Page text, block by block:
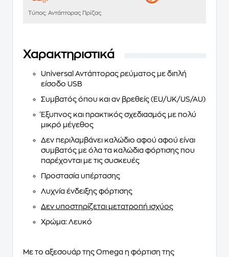
Τύπος: Αντάπτορας Πρίζας
Χαρακτηριστικά
Universal Αντάπτορας ρεύματος με διπλή
είσοδο USB
Συμβατός όπου και αν βρεθείς (EU/UK/US/AU)
Έξυπνος και πρακτικός σχεδιασμός με πολύ
μικρό μέγεθος
Δεν περιλαμβάνει καλώδιο αφού αφού είναι
συμβατός με όλα τα καλώδια φόρτισης που
παρέχονται με τις συσκευές
Προστασία υπέρτασης
Λυχνία ένδειξης φόρτισης
Δεν υποστηρίζεται μετατροπή ισχύος
Χρώμα: Λευκό
Με το αξεσουάρ της Omega η φόρτιση της